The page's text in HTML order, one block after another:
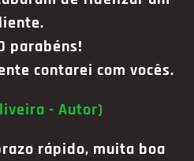
parabéns!
contarei com vocês.
- Autor)
rápido, muita boa